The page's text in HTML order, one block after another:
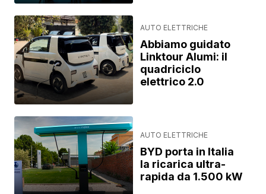
AUTO ELETTRICHE
Abbiamo guidato
Linktour Alumi: il
quadriciclo
elettrico 2.0
AUTO ELETTRICHE
BYD porta in Italia
la ricarica ultra-
rapida da 1.500 kW